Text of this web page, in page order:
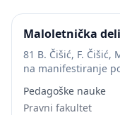
Maloletnička
81 B. Čišić, F.
na manifestiranje
fakultet u Tuzli,
Pedagoške nauke
Pravni fakultet